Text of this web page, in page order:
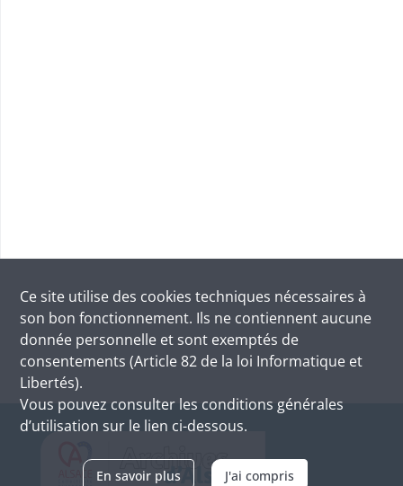
Ce site utilise des cookies techniques nécessaires à
son bon fonctionnement. Ils ne contiennent aucune
donnée personnelle et sont exemptés de
consentements (Article 82 de la loi Informatique et
Libertés).
Vous pouvez consulter les conditions générales
d’utilisation sur le lien ci-dessous.
En savoir plus J'ai compris